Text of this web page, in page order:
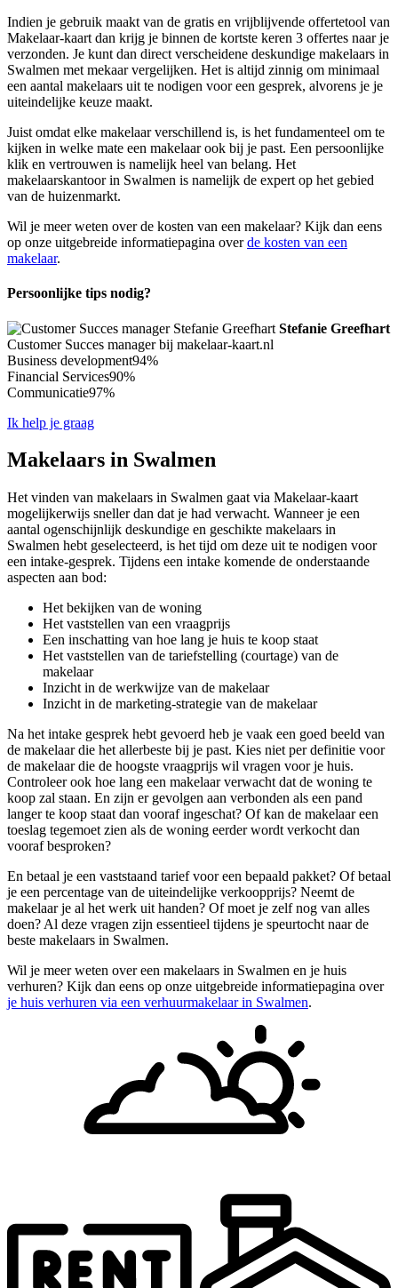
Indien je gebruik maakt van de gratis en vrijblijvende offertetool van
Makelaar-kaart dan krijg je binnen de kortste keren 3 offertes naar je
verzonden. Je kunt dan direct verscheidene deskundige makelaars in
Swalmen met mekaar vergelijken. Het is altijd zinnig om minimaal
een aantal makelaars uit te nodigen voor een gesprek, alvorens je je
uiteindelijke keuze maakt.
Juist omdat elke makelaar verschillend is, is het fundamenteel om te
kijken in welke mate een makelaar ook bij je past. Een persoonlijke
klik en vertrouwen is namelijk heel van belang. Het
makelaarskantoor in Swalmen is namelijk de expert op het gebied
van de huizenmarkt.
Wil je meer weten over de kosten van een makelaar? Kijk dan eens
op onze uitgebreide informatiepagina overde kosten van een
makelaar.
Persoonlijke tips nodig?
Stefanie Greefhart
Customer Succes manager bij makelaar-kaart.nl
Business development94%
Financial Services90%
Communicatie97%
Ik help je graag
Makelaars in Swalmen
Het vinden van makelaars in Swalmen gaat via Makelaar-kaart
mogelijkerwijs sneller dan dat je had verwacht. Wanneer je een
aantal ogenschijnlijk deskundige en geschikte makelaars in
Swalmen hebt geselecteerd, is het tijd om deze uit te nodigen voor
een intake-gesprek. Tijdens een intake komende de onderstaande
aspecten aan bod:
Het bekijken van de woning
Het vaststellen van een vraagprijs
Een inschatting van hoe lang je huis te koop staat
Het vaststellen van de tariefstelling (courtage) van de
makelaar
Inzicht in de werkwijze van de makelaar
Inzicht in de marketing-strategie van de makelaar
Na het intake gesprek hebt gevoerd heb je vaak een goed beeld van
de makelaar die het allerbeste bij je past. Kies niet per definitie voor
de makelaar die de hoogste vraagprijs wil vragen voor je huis.
Controleer ook hoe lang een makelaar verwacht dat de woning te
koop zal staan. En zijn er gevolgen aan verbonden als een pand
langer te koop staat dan vooraf ingeschat? Of kan de makelaar een
toeslag tegemoet zien als de woning eerder wordt verkocht dan
vooraf besproken?
En betaal je een vaststaand tarief voor een bepaald pakket? Of betaal
je een percentage van de uiteindelijke verkoopprijs? Neemt de
makelaar je al het werk uit handen? Of moet je zelf nog van alles
doen? Al deze vragen zijn essentieel tijdens je speurtocht naar de
beste makelaars in Swalmen.
Wil je meer weten over een makelaars in Swalmen en je huis
verhuren? Kijk dan eens op onze uitgebreide informatiepagina over
je huis verhuren via een verhuurmakelaar in Swalmen.